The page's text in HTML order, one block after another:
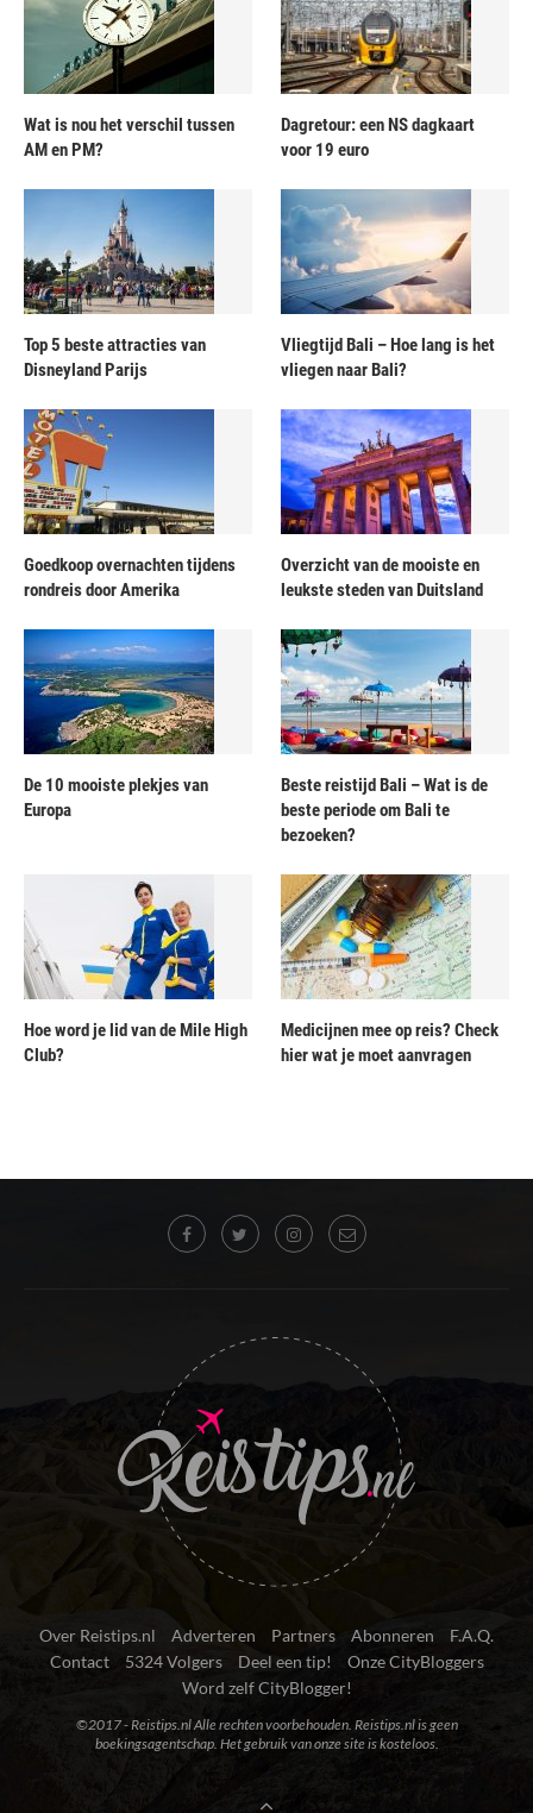
Wat is nou het verschil tussen
AM en PM?
Dagretour: een NS dagkaart
voor 19 euro
Top 5 beste attracties van
Disneyland Parijs
Vliegtijd Bali – Hoe lang is het
vliegen naar Bali?
Goedkoop overnachten tijdens
rondreis door Amerika
Overzicht van de mooiste en
leukste steden van Duitsland
De 10 mooiste plekjes van
Europa
Beste reistijd Bali – Wat is de
beste periode om Bali te
bezoeken?
Hoe word je lid van de Mile High
Club?
Medicijnen mee op reis? Check
hier wat je moet aanvragen
Over Reistips.nl Adverteren Partners Abonneren
F.A.Q.
Contact
5324 Volgers Deel een tip!
Onze CityBloggers
Word zelf CityBlogger!
©2017 - Reistips.nl Alle rechten voorbehouden. Reistips.nl is geen
boekingsagentschap. Het gebruik van onze site is kosteloos.